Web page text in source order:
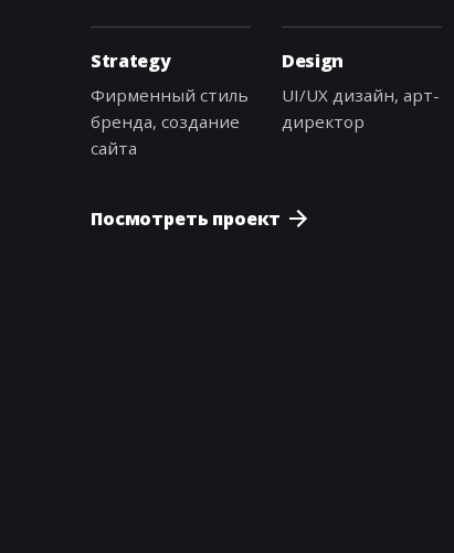
Strategy
Фирменный стиль
бренда, создание
сайта
Design
UI/UX дизайн, арт-
директор
Посмотреть проект